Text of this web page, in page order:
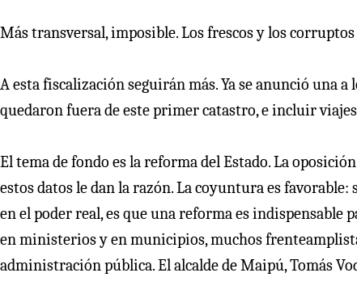
Más transversal, imposible. Los frescos y los
A esta fiscalización seguirán más. Ya se anunció una
quedaron fuera de este primer catastro, e incluir
El tema de fondo es la reforma del Estado. La
estos datos le dan la razón. La coyuntura es
en el poder real, es que una reforma es indispensable
en ministerios y en municipios, muchos
administración pública. El alcalde de Maipú, Tomás